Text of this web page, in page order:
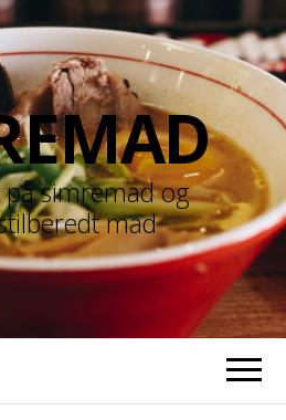
simremad og
mad